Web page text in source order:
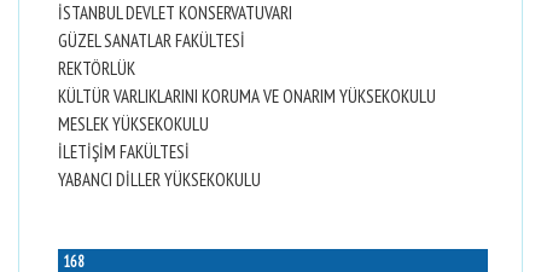
İSTANBUL DEVLET KONSERVATUVARI
GÜZEL SANATLAR FAKÜLTESİ
REKTÖRLÜK
KÜLTÜR VARLIKLARINI KORUMA VE ONARIM YÜKSEKOKULU
MESLEK YÜKSEKOKULU
İLETİŞİM FAKÜLTESİ
YABANCI DİLLER YÜKSEKOKULU
168